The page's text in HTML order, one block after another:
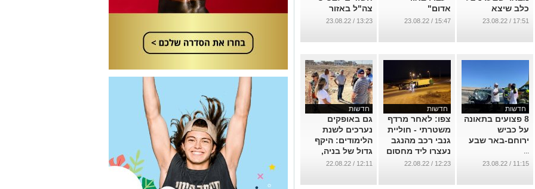
כלב שיצא
מהמעלית עם
בדלת שנסגרה
...
17:51 / 23.08.22
אדום"
...
15:47 / 23.08.22
צה"ל באזור
...
13:23 / 23.08.22
חדשות
8 פצועים בתאונה
על כביש
ירוחם-באר שבע
...
11:15 / 23.08.22
חדשות
צפו: לאחר מרדף
משטרתי - חוליית
גנבי רכב מהנגב
נעצרו ליד מחסום
מיתר
12:23 / 22.08.22
חדשות
גם באופקים
נערכים לשנת
הלימודים: היקף
גדול של בניה,
פיתוח והתאמות
בעיר
12:11 / 22.08.22